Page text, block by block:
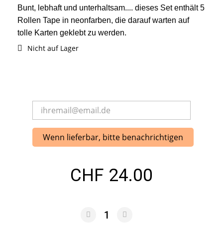
Bunt, lebhaft und unterhaltsam.... dieses Set enthält 5
Rollen Tape in neonfarben, die darauf warten auf
tolle Karten geklebt zu werden.
Nicht auf Lager
Wenn lieferbar, bitte benachrichtigen
CHF 24.00